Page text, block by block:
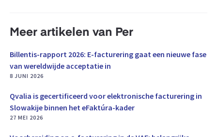
Meer artikelen van Per
Billentis-rapport 2026: E-facturering gaat een nieuwe fase
van wereldwijde acceptatie in
8 JUNI 2026
Qvalia is gecertificeerd voor elektronische facturering in
Slowakije binnen het eFaktúra-kader
27 MEI 2026